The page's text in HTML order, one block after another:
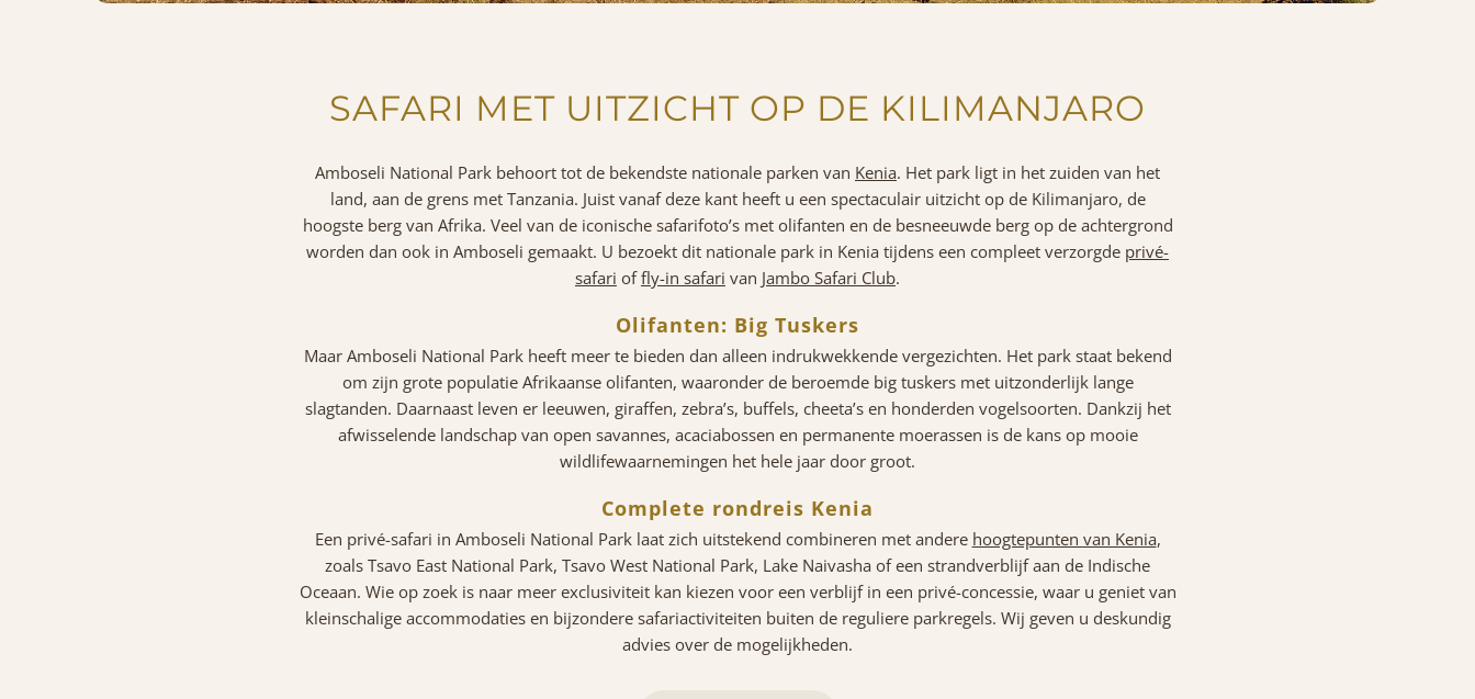
SAFARI MET UITZICHT OP DE KILIMANJARO
Amboseli National Park behoort tot de bekendste nationale parken van Kenia. Het park ligt in het zuiden van het
land, aan de grens met Tanzania. Juist vanaf deze kant heeft u een spectaculair uitzicht op de Kilimanjaro, de
hoogste berg van Afrika. Veel van de iconische safarifoto’s met olifanten en de besneeuwde berg op de achtergrond
worden dan ook in Amboseli gemaakt. U bezoekt dit nationale park in Kenia tijdens een compleet verzorgde privé-
safari offly-in safari van Jambo Safari Club.
Olifanten: Big Tuskers
Maar Amboseli National Park heeft meer te bieden dan alleen indrukwekkende vergezichten. Het park staat bekend
om zijn grote populatie Afrikaanse olifanten, waaronder de beroemde big tuskersmet uitzonderlijk lange
slagtanden. Daarnaast leven er leeuwen, giraffen, zebra’s, buffels, cheeta’s en honderden vogelsoorten. Dankzij het
afwisselende landschap van open savannes, acaciabossen en permanente moerassen is de kans op mooie
wildlifewaarnemingen het hele jaar door groot.
Complete rondreis Kenia
Een privé-safari in Amboseli National Park laat zich uitstekend combineren met andere hoogtepunten van Kenia,
zoals Tsavo East National Park, Tsavo West National Park, Lake Naivasha of een strandverblijf aan de Indische
Oceaan. Wie op zoek is naar meer exclusiviteit kan kiezen voor een verblijf in een privé-concessie, waar u geniet van
kleinschalige accommodaties en bijzondere safariactiviteiten buiten de reguliere parkregels. Wij geven u deskundig
advies over de mogelijkheden.